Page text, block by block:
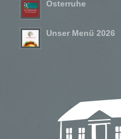
Osterruhe
Unser Menü 2026